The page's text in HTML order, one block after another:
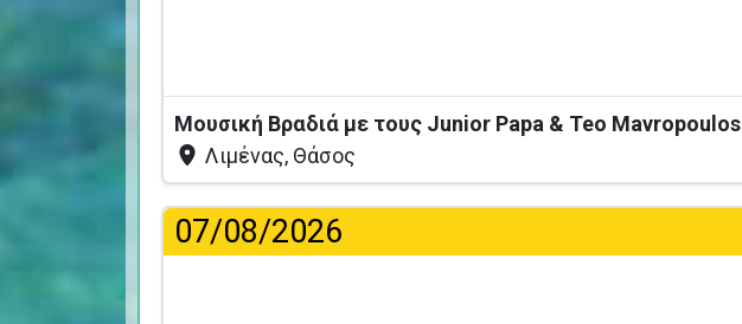
Μουσική Βραδιά με τους Junior Papa & Teo Mavropoulos
Λιμένας, Θάσος
07/08/2026